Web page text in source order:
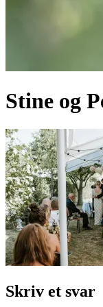
Stine og
Skriv et svar